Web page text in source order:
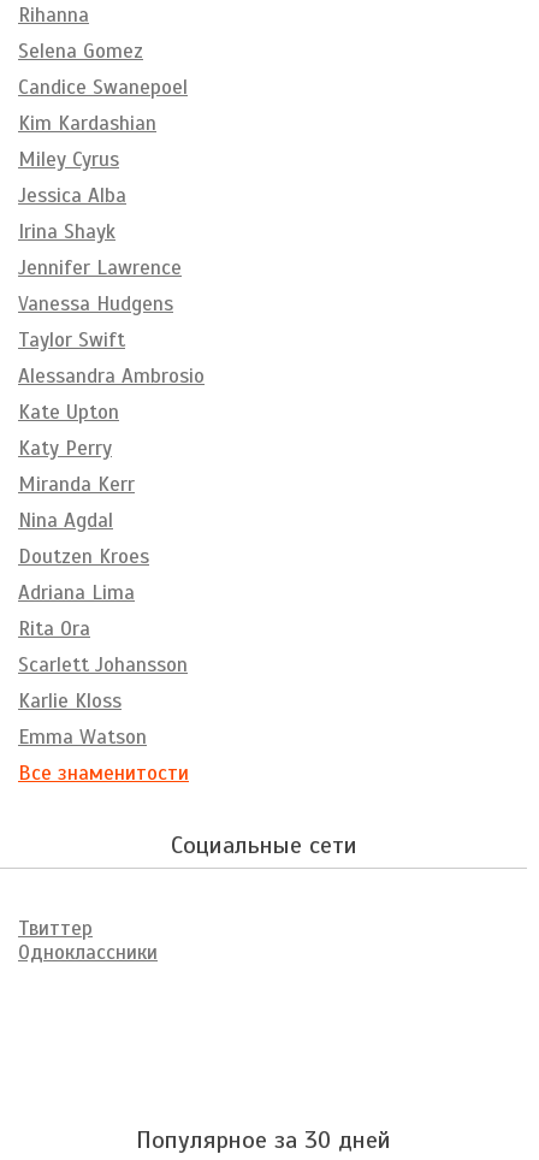
Rihanna
Selena Gomez
Candice Swanepoel
Kim Kardashian
Miley Cyrus
Jessica Alba
Irina Shayk
Jennifer Lawrence
Vanessa Hudgens
Taylor Swift
Alessandra Ambrosio
Kate Upton
Katy Perry
Miranda Kerr
Nina Agdal
Doutzen Kroes
Adriana Lima
Rita Ora
Scarlett Johansson
Karlie Kloss
Emma Watson
Все знаменитости
Социальные сети
Твиттер
Одноклассники
Популярное за 30 дней